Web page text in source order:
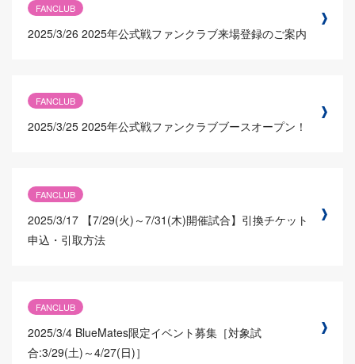
FANCLUB
2025/3/26 2025年公式戦ファンクラブ来場登録のご案内
FANCLUB
2025/3/25 2025年公式戦ファンクラブブースオープン！
FANCLUB
2025/3/17 【7/29(火)～7/31(木)開催試合】引換チケット
申込・引取方法
FANCLUB
2025/3/4 BlueMates限定イベント募集［対象試
合:3/29(土)～4/27(日)］